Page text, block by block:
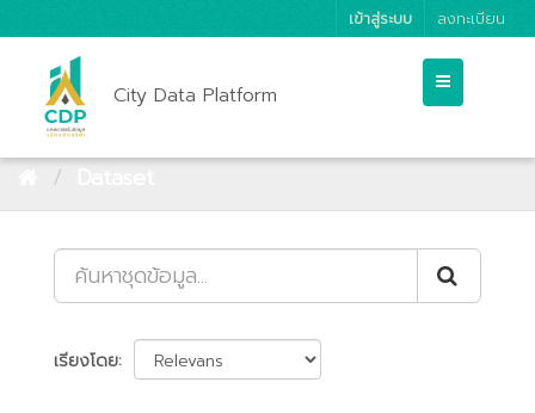
เข้าสู่ระบบ ลงทะเบียน
City Data Platform
เรียงโดย